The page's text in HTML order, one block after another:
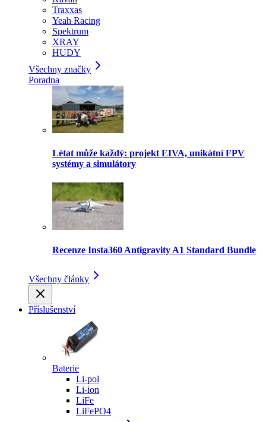
Traxxas
Yeah Racing
Spektrum
XRAY
HUDY
Všechny značky
Poradna
Létat může každý: projekt EIVA, unikátní FPV
systémy a simulátory
Recenze Insta360 Antigravity A1 Standard Bundle
Všechny články
Příslušenství
Baterie
Li-pol
Li-ion
LiFe
LiFePO4